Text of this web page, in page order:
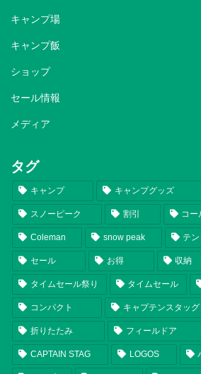
キャンプ場
キャンプ飯
ショップ
セール情報
メディア
タグ
キャンプ キャンプグッズ
スノーピーク 割引 コー
Coleman snow peak テン
セール お得 収納
タイムセール祭り タイムセール
コンパクト キャプテンスタッグ
折りたたみ フィールドア
CAPTAIN STAG LOGOS